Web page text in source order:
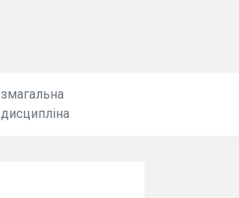
змагальна
дисципліна